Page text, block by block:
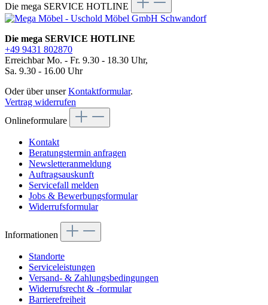
Die mega SERVICE HOTLINE
Die mega SERVICE HOTLINE
+49 9431 802870
Erreichbar Mo. - Fr. 9.30 - 18.30 Uhr,
Sa. 9.30 - 16.00 Uhr
Oder über unserKontaktformular.
Vertrag widerrufen
Onlineformulare
Kontakt
Beratungstermin anfragen
Newsletteranmeldung
Auftragsauskunft
Servicefall melden
Jobs & Bewerbungsformular
Widerrufsformular
Informationen
Standorte
Serviceleistungen
Versand- & Zahlungsbedingungen
Widerrufsrecht & -formular
Barrierefreiheit